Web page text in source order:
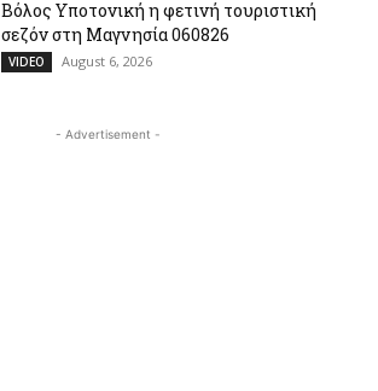
Βόλος Υποτονική η φετινή τουριστική
σεζόν στη Μαγνησία 060826
VIDEO August 6, 2026
- Advertisement -